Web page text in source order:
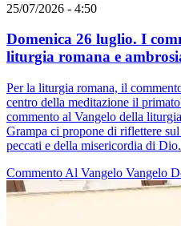
25/07/2026 - 4:50
Domenica 26 luglio. I
liturgia romana e
Per la liturgia romana, il
centro della meditazione il
commento al Vangelo della
Grampa ci propone di riflettere
peccati e della misericordia di Dio.
Commento Al Vangelo Vangelo